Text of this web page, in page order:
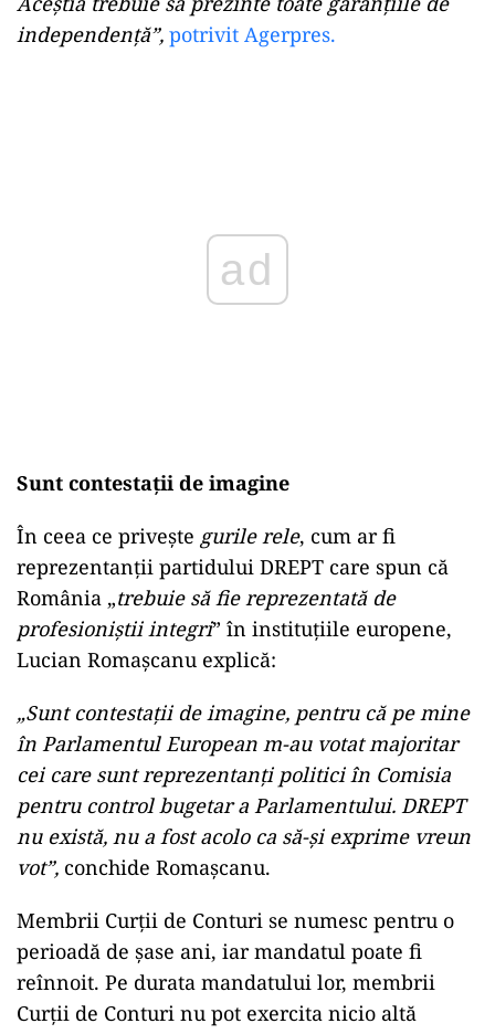
independență”, potrivit Agerpres.
ad
Sunt contestații de imagine
În ceea ce privește gurile rele, cum ar fi
reprezentanții partidului DREPT care spun că
România „trebuie să fie reprezentată de
profesioniștii integri” în instituțiile europene,
Lucian Romașcanu explică:
„Sunt contestații de imagine, pentru că pe mine
în Parlamentul European m-au votat majoritar
cei care sunt reprezentanți politici în Comisia
pentru control bugetar a Parlamentului. DREPT
nu există, nu a fost acolo ca să-și exprime vreun
vot”, conchide Romașcanu.
Membrii Curții de Conturi se numesc pentru o
perioadă de șase ani, iar mandatul poate fi
reînnoit. Pe durata mandatului lor, membrii
Curții de Conturi nu pot exercita nicio altă